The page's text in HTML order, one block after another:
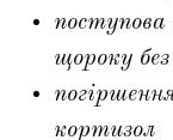
щороку
кортизол